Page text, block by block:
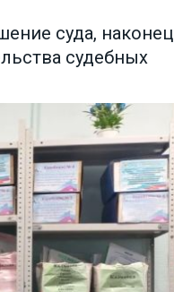
суда, наконец
судебных